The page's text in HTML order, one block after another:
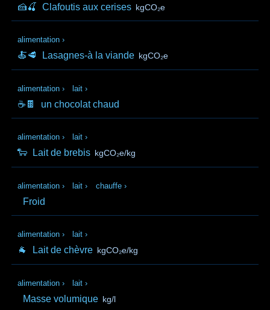
🍰🍒 Clafoutis aux cerises kgCO₂e
alimentation ›
🍝🥩 Lasagnes-à la viande kgCO₂e
alimentation › lait ›
☕🍫 un chocolat chaud
alimentation › lait ›
🐑 Lait de brebis kgCO₂e/kg
alimentation › lait › chauffe ›
Froid
alimentation › lait ›
🐐 Lait de chèvre kgCO₂e/kg
alimentation › lait ›
Masse volumique kg/l